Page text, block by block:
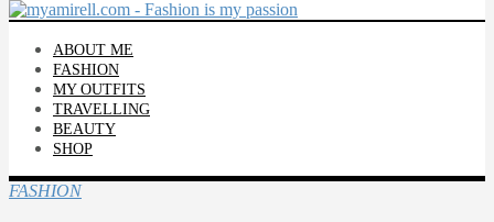
ABOUT ME
FASHION
MY OUTFITS
TRAVELLING
BEAUTY
SHOP
FASHION